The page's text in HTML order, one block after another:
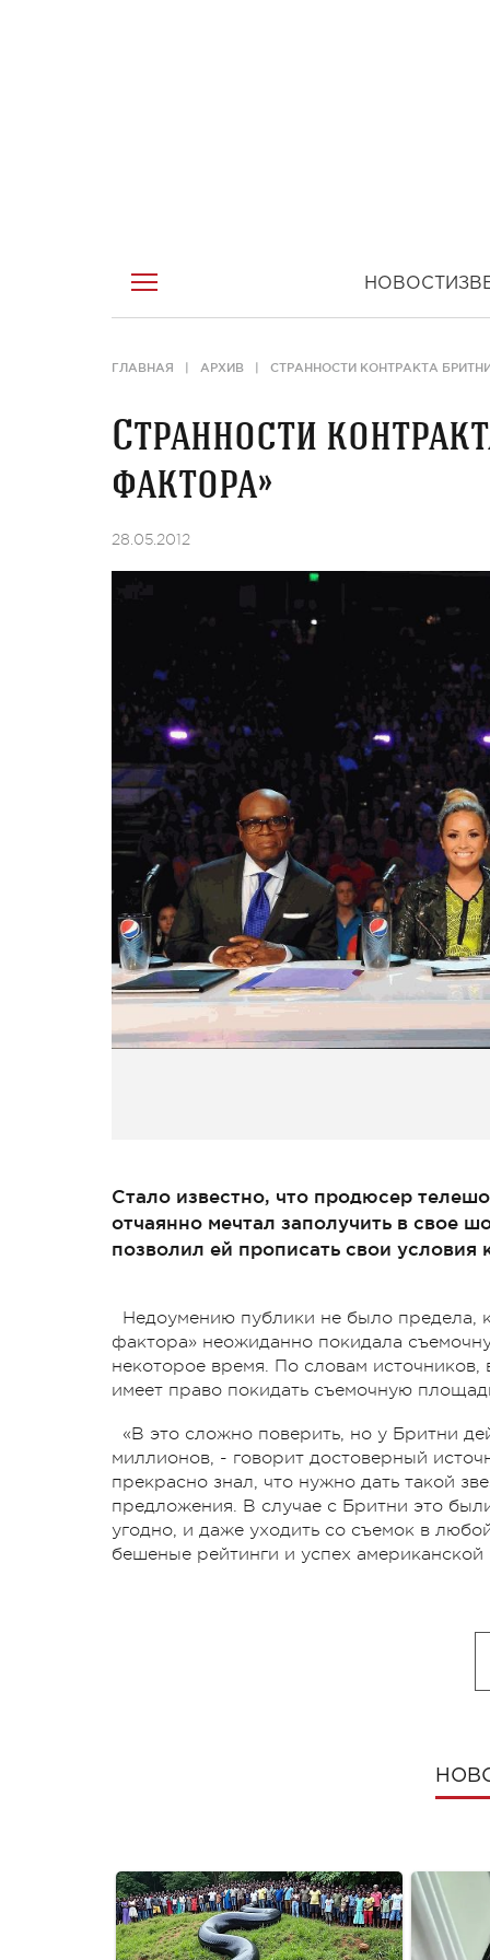
НОВОСТИ
ГЛАВНАЯ АРХИВ СТРАННОСТИ КОНТРАКТА
Странности
фактора»
28.05.2012
Стало известно, что продюсер
отчаянно мечтал заполучить в свое
позволил ей прописать свои условия
Недоумению публики не было предела,
фактора» неожиданно покидала
некоторое время. По словам
имеет право покидать съемочную
«В это сложно поверить, но у Бритни
миллионов, - говорит достоверный
прекрасно знал, что нужно дать такой
предложения. В случае с Бритни это
угодно, и даже уходить со съемок в
бешеные рейтинги и успех